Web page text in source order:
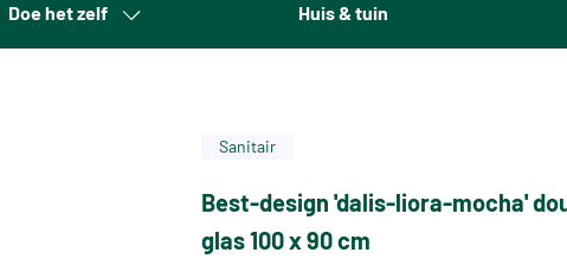
Doe het zelf Huis & tuin
Sanitair
Best-design 'dalis-liora-mocha'
glas 100 x 90 cm